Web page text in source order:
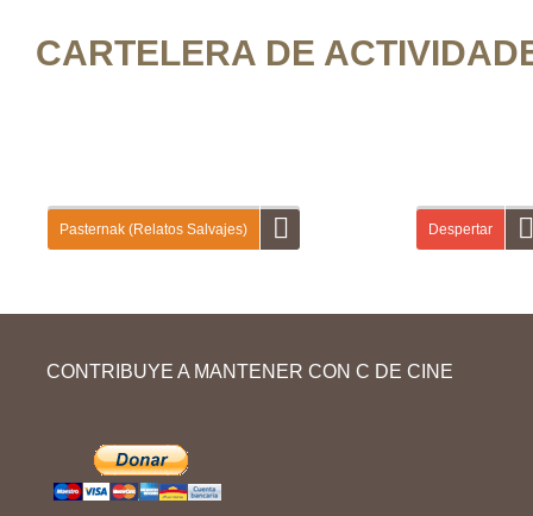
CARTELERA DE
Pasternak (Relatos Salvajes)
personal a otras personas (nombre, apellido,
Despertar
Campofrío.
CONTRIBUYE A MANTENER CON C DE CINE